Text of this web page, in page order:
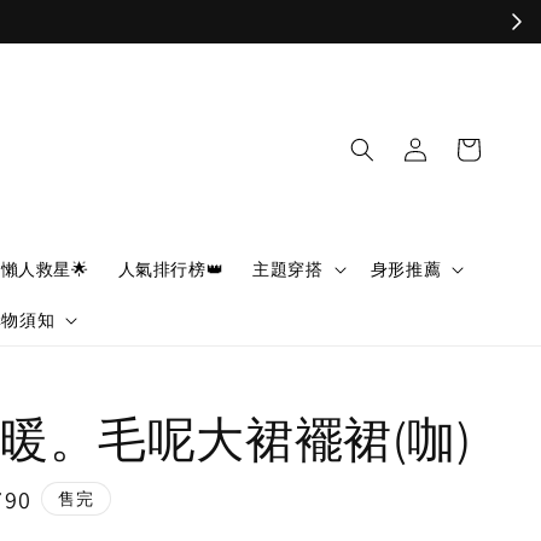
懶人救星🌟 人氣排行榜👑 主題穿搭 身形推薦
須知
。毛呢大裙襬裙(咖)
售完